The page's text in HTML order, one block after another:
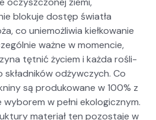
bloku­je dostęp światła
co uniemożli­wia kiełkowanie
ważne w momen­cie,
tęt­nić życiem i każ­da rośli­
odży­w­czych. Co
są pro­dukowane w 100% z
w pełni eko­log­icznym.
mate­ri­ał ten pozosta­je w